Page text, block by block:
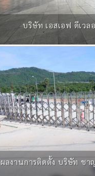
บริษัท เอสเอฟ ดีเวล
ผลงานการติดตั้ง บริษัท ชา